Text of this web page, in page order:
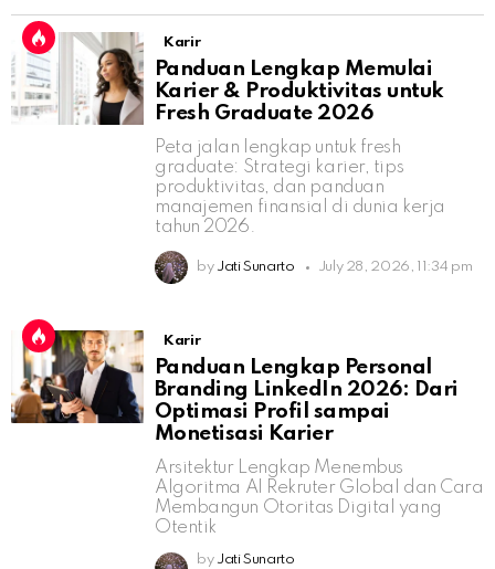
Karir
Panduan Lengkap Memulai
Karier & Produktivitas untuk
Fresh Graduate 2026
Peta jalan lengkap untuk fresh
graduate: Strategi karier, tips
produktivitas, dan panduan
manajemen finansial di dunia kerja
tahun 2026.
by Jati Sunarto July 28, 2026, 11:34 pm
Karir
Panduan Lengkap Personal
Branding LinkedIn 2026: Dari
Optimasi Profil sampai
Monetisasi Karier
Arsitektur Lengkap Menembus
Algoritma AI Rekruter Global dan Cara
Membangun Otoritas Digital yang
Otentik
by Jati Sunarto